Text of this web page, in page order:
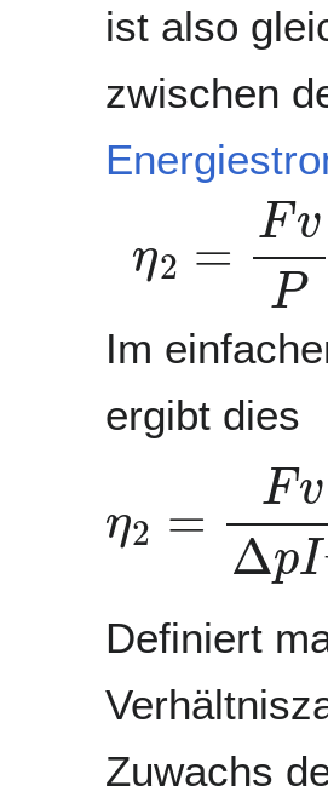
ist also
zwischen
vP
Im
ergibt dies
ΔpI
Definiert
Zuwachs